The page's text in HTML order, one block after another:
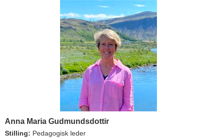
Anna Maria Gudmundsdottir
Stilling: Pedagogisk leder